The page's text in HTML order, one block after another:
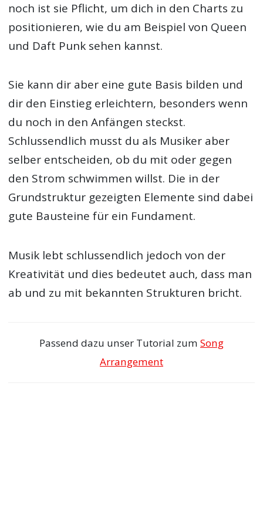
noch ist sie Pflicht, um dich in den Charts zu
positionieren, wie du am Beispiel von Queen
und Daft Punk sehen kannst.
Sie kann dir aber eine gute Basis bilden und
dir den Einstieg erleichtern, besonders wenn
du noch in den Anfängen steckst.
Schlussendlich musst du als Musiker aber
selber entscheiden, ob du mit oder gegen
den Strom schwimmen willst. Die in der
Grundstruktur gezeigten Elemente sind dabei
gute Bausteine für ein Fundament.
Musik lebt schlussendlich jedoch von der
Kreativität und dies bedeutet auch, dass man
ab und zu mit bekannten Strukturen bricht.
Passend dazu unser Tutorial zum Song
Arrangement